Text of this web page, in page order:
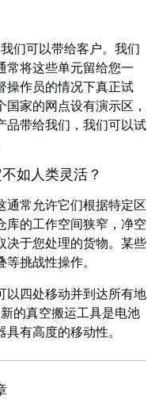
们可以带给客户。我们
常将这些单元留给您一
操作员的情况下真正试
家的网点设有演示区，
品带给我们，我们可以试
如人类灵活？
通常允许它们根据特定区
库的工作空间狭窄，净空
决于您处理的货物。某些
挑战性操作。
以四处移动并到达所有地
的真空搬运工具是电池
有高度的移动性。